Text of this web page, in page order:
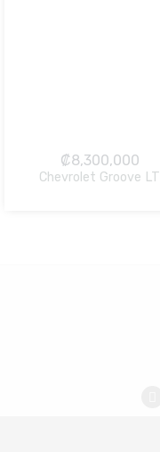
₡8,300,000
Chevrolet Groove LT